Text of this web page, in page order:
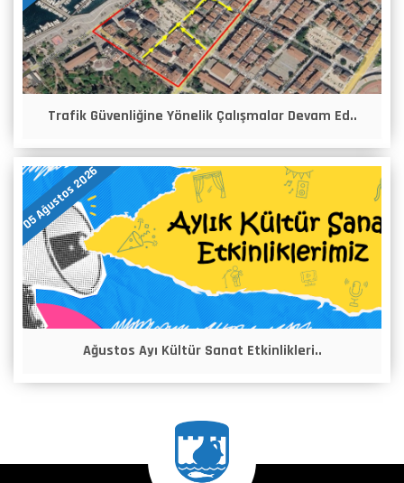
Trafik Güvenliğine Yönelik Çalışmalar Devam Ed..
05 Ağustos 2026
Ağustos Ayı Kültür Sanat Etkinlikleri..